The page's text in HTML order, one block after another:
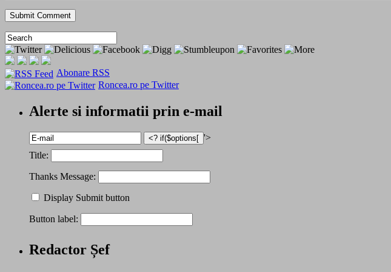
Abonare RSS
Roncea.ro pe Twitter
Alerte si informatii prin e-mail
'>
Title:
Thanks Message:
Display Submit button
Button label:
Redactor Șef